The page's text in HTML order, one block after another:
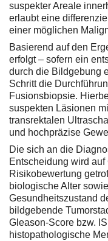
suspekter Areale
erlaubt eine
einer möglichen
Basierend auf den
erfolgt – sofern ein
durch die Bildgebung
Schritt die
Fusionsbiopsie.
suspekten Läsionen
transrektalen
und hochpräzise
Die sich an die
Entscheidung wird
Risikobewertung
biologische Alter
Gesundheitszustand
bildgebende
Gleason-Score bzw.
histopathologische